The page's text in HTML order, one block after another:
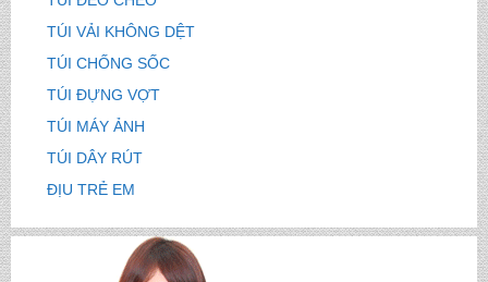
TÚI VẢI KHÔNG DỆT
TÚI CHỐNG SỐC
TÚI ĐỰNG VỢT
TÚI MÁY ẢNH
TÚI DÂY RÚT
ĐỊU TRẺ EM
CẶP HỌC SINH MS: TN 5016